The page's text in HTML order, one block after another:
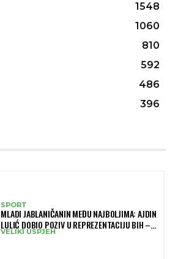
1548
1060
810
592
486
396
SPORT
MLADI JABLANIČANIN MEĐU NAJBOLJIMA: AJDIN
LULIĆ DOBIO POZIV U REPREZENTACIJU BIH –
BRANIT ĆE BOJE BIH NA SLOVENIA BALL
VELIKI USPJEH